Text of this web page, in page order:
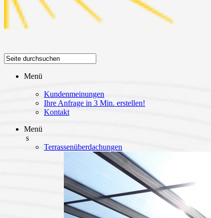
Menü
Kundenmeinungen
Ihre Anfrage in 3 Min. erstellen!
Kontakt
Menü
s
Terrassenüberdachungen